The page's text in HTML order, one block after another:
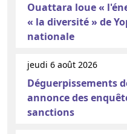
Ouattara loue «
« la diversité » de
nationale
jeudi 6 août 2026
Déguerpissements
annonce des
sanctions